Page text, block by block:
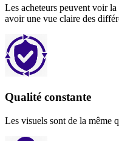
Les acheteurs peuvent voir
avoir une vue claire des
Qualité constante
Les visuels sont de la même